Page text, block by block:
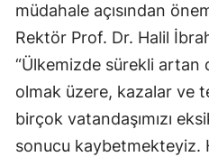
müdahale açısından
Rektör Prof. Dr. Halil
“Ülkemizde sürekli artan
olmak üzere, kazalar ve
birçok vatandaşımızı
sonucu kaybetmekteyiz.